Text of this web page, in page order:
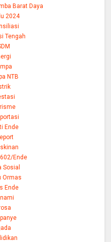
Barat Daya
2024
Tengah
NTB
Ende
Ende
Sosial
Ormas
Ende